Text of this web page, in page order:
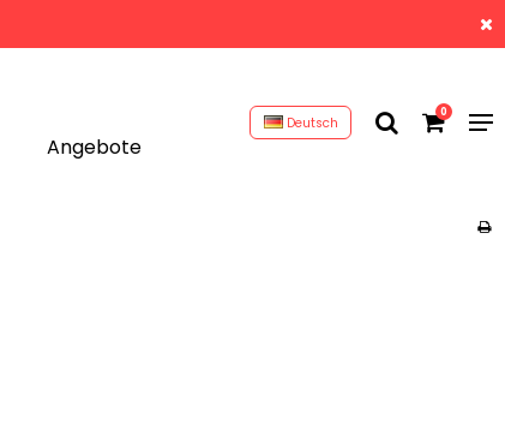
Angebote
Deutsch
0